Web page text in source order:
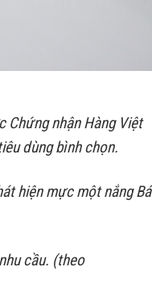
Chứng nhận Hàng Việt
dùng bình chọn.
hiện mực một nắng Bá
cầu. (theo